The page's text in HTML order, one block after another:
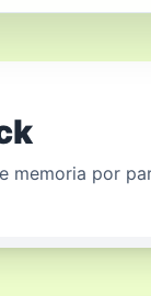
memoria por